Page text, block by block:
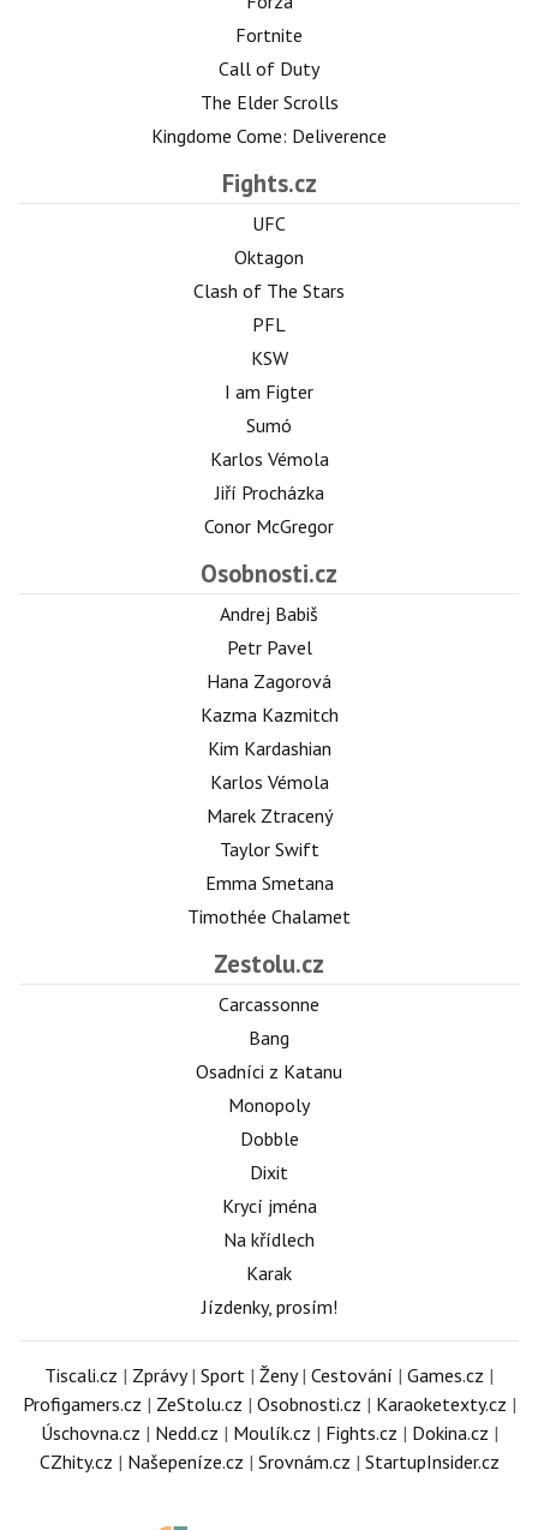
Fortnite
Call of Duty
The Elder Scrolls
Kingdome Come: Deliverence
Fights.cz
UFC
Oktagon
Clash of The Stars
PFL
KSW
I am Figter
Sumó
Karlos Vémola
Jiří Procházka
Conor McGregor
Osobnosti.cz
Andrej Babiš
Petr Pavel
Hana Zagorová
Kazma Kazmitch
Kim Kardashian
Karlos Vémola
Marek Ztracený
Taylor Swift
Emma Smetana
Timothée Chalamet
Zestolu.cz
Carcassonne
Bang
Osadníci z Katanu
Monopoly
Dobble
Dixit
Krycí jména
Na křídlech
Karak
Jízdenky, prosím!
Tiscali.cz | Zprávy| Sport | Ženy| Cestování | Games.cz |
Profigamers.cz | ZeStolu.cz | Osobnosti.cz | Karaoketexty.cz |
Úschovna.cz | Nedd.cz | Moulík.cz | Fights.cz | Dokina.cz |
CZhity.cz | Našepeníze.cz | Srovnám.cz | StartupInsider.cz